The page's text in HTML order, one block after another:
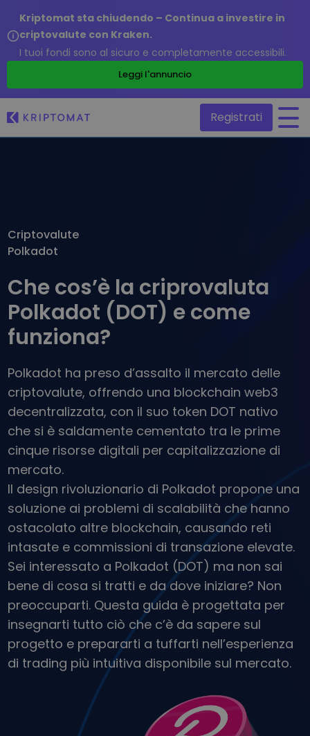
Kriptomat sta chiudendo – Continua a investire in
criptovalute con Kraken.
I tuoi fondi sono al sicuro e completamente accessibili.
Leggi l'annuncio
Trova opportunità di investimento
Aggiunte di recente
Cosa sarebbe successo se avessi acquistato 100€ di…
...oggi il valore sarebbe
Compra e vendi criptovalute
Compra più di 300 criptovalute
Scambia criptovalute
Oltre 1.000 combinazioni di coppie
Portafogli intelligenti
L’investimento intelligente in criptovalute
Un wallet di criptovalute semplice e sicuro
Scoperta investimenti
Trova la tua strategia crypto
KriptoEarn
Guadagna premi sulle tue criptovalute
Salvadanaio
Risparmia criptovalute per il tuo futuro
Acquisto ricorrente
Avvisi di prezzo
Aggiornamenti dei prezzi in tempo reale dei tuoi token preferiti
Scopri asset
Scopri opportunità di investimento
Analisi dei dati del portafoglio
Informazioni utili per performance ottimali
Registrati
/
Criptovalute
Polkadot
Che cos’è la criprovaluta
Polkadot (DOT) e come
funziona?
Polkadot ha preso d’assalto il mercato delle
criptovalute, offrendo una blockchain web3
decentralizzata, con il suo token DOT nativo
che si è saldamente cementato tra le prime
cinque risorse digitali per capitalizzazione di
mercato.
Il design rivoluzionario di Polkadot propone una
soluzione ai problemi di scalabilità che hanno
ostacolato altre blockchain, causando reti
intasate e commissioni di transazione elevate.
Sei interessato a Polkadot (DOT) ma non sai
bene di cosa si tratti e da dove iniziare? Non
preoccuparti. Questa guida è progettata per
insegnarti tutto ciò che c’è da sapere sul
progetto e prepararti a tuffarti nell’esperienza
di trading più intuitiva disponibile sul mercato.